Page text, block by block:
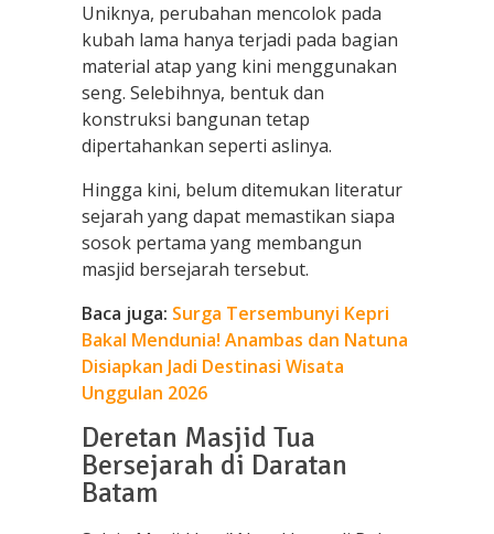
Uniknya, perubahan mencolok pada
kubah lama hanya terjadi pada bagian
material atap yang kini menggunakan
seng. Selebihnya, bentuk dan
konstruksi bangunan tetap
dipertahankan seperti aslinya.
Hingga kini, belum ditemukan literatur
sejarah yang dapat memastikan siapa
sosok pertama yang membangun
masjid bersejarah tersebut.
Baca juga: Surga Tersembunyi Kepri
Bakal Mendunia! Anambas dan Natuna
Disiapkan Jadi Destinasi Wisata
Unggulan 2026
Deretan Masjid Tua
Bersejarah di Daratan
Batam